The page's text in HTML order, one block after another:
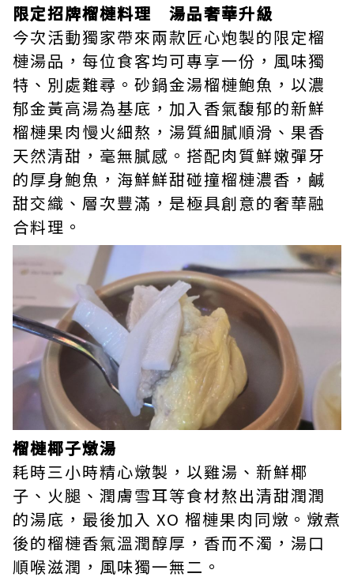
限定招牌榴槤料理 湯品奢華升級
今次活動獨家帶來兩款匠心炮製的限定榴
槤湯品，每位食客均可專享一份，風味獨
特、別處難尋。砂鍋金湯榴槤鮑魚，以濃
郁金黃高湯為基底，加入香氣馥郁的新鮮
榴槤果肉慢火細熬，湯質細膩順滑、果香
天然清甜，毫無膩感。搭配肉質鮮嫩彈牙
的厚身鮑魚，海鮮鮮甜碰撞榴槤濃香，鹹
甜交織、層次豐滿，是極具創意的奢華融
合料理。
榴槤椰子燉湯
耗時三小時精心燉製，以雞湯、新鮮椰
子、火腿、潤膚雪耳等食材熬出清甜潤潤
的湯底，最後加入 XO 榴槤果肉同燉。燉煮
後的榴槤香氣溫潤醇厚，香而不濁，湯口
順喉滋潤，風味獨一無二。